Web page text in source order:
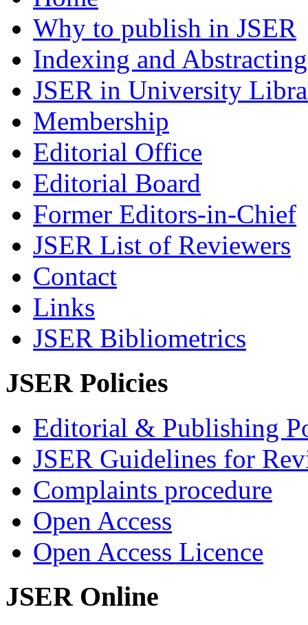
Why to publish in JSER
Indexing and Abstracting
JSER in University
Membership
Editorial Office
Editorial Board
Former Editors-in-Chief
JSER List of Reviewers
Contact
Links
JSER Bibliometrics
JSER Policies
Editorial & Publishing
JSER Guidelines for
Complaints procedure
Open Access
Open Access Licence
JSER Online